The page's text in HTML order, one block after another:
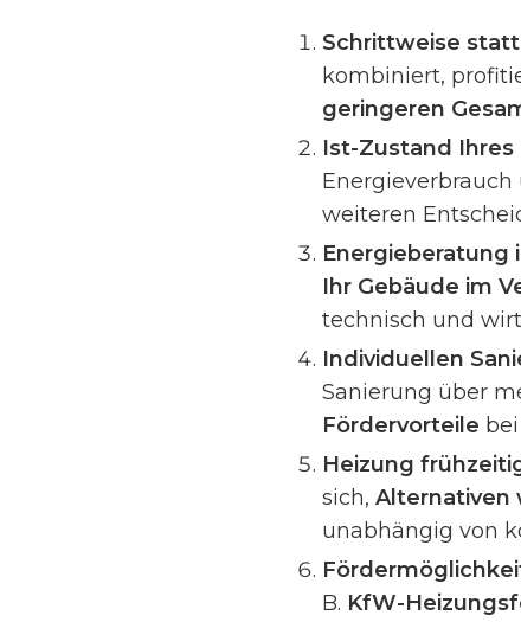
Schrittweise
kombiniert,
geringeren
Ist-Zustand Ihres
weiteren
Energieberatung
Ihr Gebäude im
technisch und
Individuellen
Sanierung über
Fördervorteile
Heizung
sich, Alternativen
unabhängig von
B. KfW-